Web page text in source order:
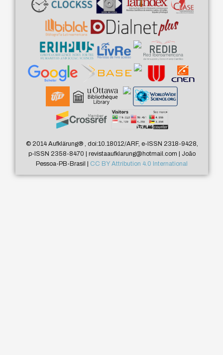
© 2014 Aufklärung®, doi:10.18012/ARF, e-ISSN 2318-9428,
p-ISSN 2358-8470 | revistaaufklarung@hotmail.com | João
Pessoa-PB-Brasil | CC BY Attribution 4.0 International